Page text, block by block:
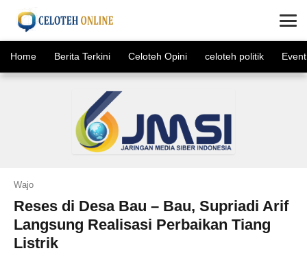
Home Berita Terkini Celoteh Opini celoteh politik Event
Wajo
Reses di Desa Bau – Bau, Supriadi Arif
Langsung Realisasi Perbaikan Tiang
Listrik